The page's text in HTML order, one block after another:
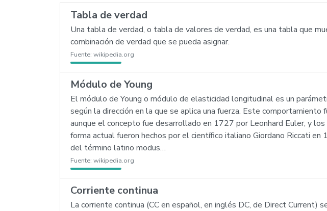
Tabla de verdad
Una tabla de verdad, o tabla de valores de verdad, es una tabla que
combinación de verdad que se pueda asignar.
Fuente: wikipedia.org
Módulo de Young
El módulo de Young o módulo de elasticidad longitudinal es un
según la dirección en la que se aplica una fuerza. Este
aunque el concepto fue desarrollado en 1727 por Leonhard Euler, y
forma actual fueron hechos por el científico italiano Giordano Riccati
del término latino modus…
Fuente: wikipedia.org
Corriente continua
La corriente continua (CC en español, en inglés DC, de Direct Current)